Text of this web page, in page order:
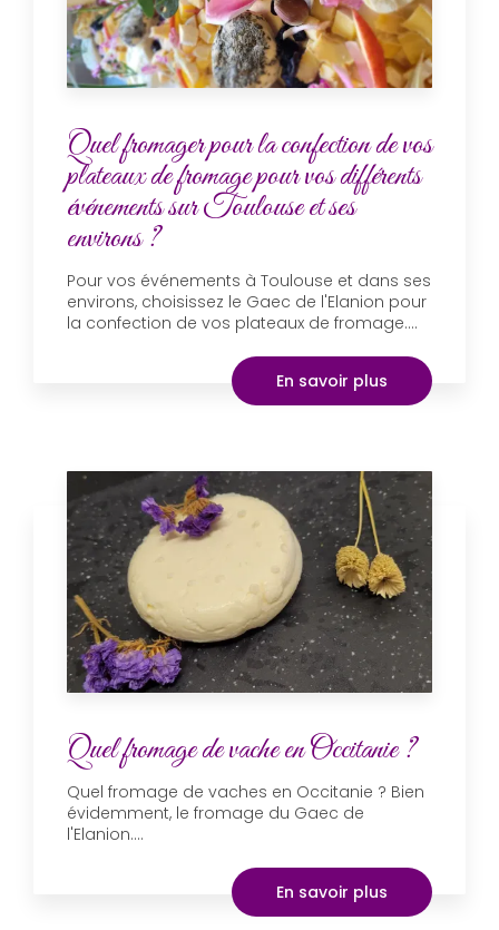
Quel fromager pour la confection de vos
plateaux de fromage pour vos différents
événements sur Toulouse et ses
environs ?
Pour vos événements à Toulouse et dans ses
environs, choisissez le Gaec de l'Elanion pour
la confection de vos plateaux de fromage....
En savoir plus
Quel fromage de vache en Occitanie ?
Quel fromage de vaches en Occitanie ? Bien
évidemment, le fromage du Gaec de
l'Elanion....
En savoir plus